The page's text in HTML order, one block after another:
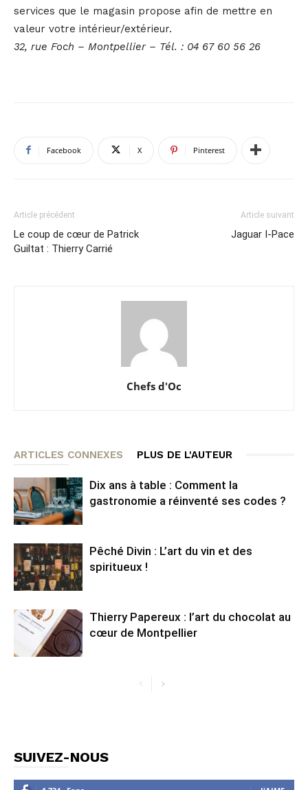
services que le magasin propose afin de mettre en
valeur votre intérieur/extérieur.
32, rue Foch – Montpellier – Tél. : 04 67 60 56 26
Facebook X Pinterest
Article précédent
Le coup de cœur de Patrick
Guiltat : Thierry Carrié
Article suivant
Jaguar I-Pace
Chefs d'Oc
ARTICLES CONNEXES PLUS DE L'AUTEUR
Dix ans à table : Comment la
gastronomie a réinventé ses codes ?
Pêché Divin : L’art du vin et des
spiritueux !
Thierry Papereux : l’art du chocolat au
cœur de Montpellier
SUIVEZ-NOUS